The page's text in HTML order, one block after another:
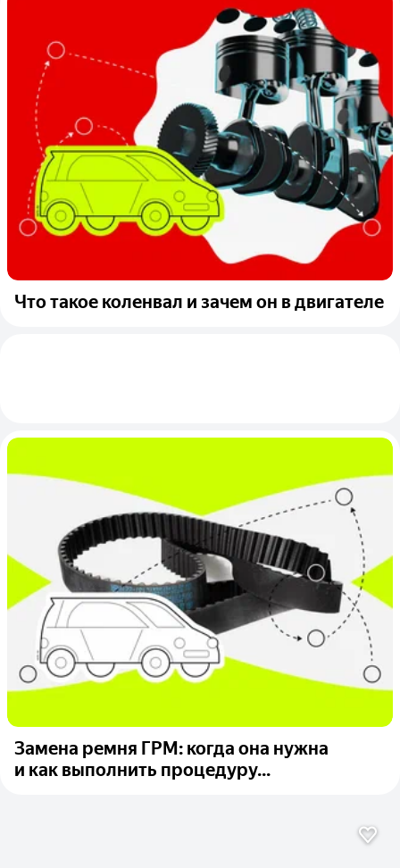
Что такое коленвал и зачем он в двигателе
Замена ремня ГРМ: когда она нужна
и как выполнить процедуру...